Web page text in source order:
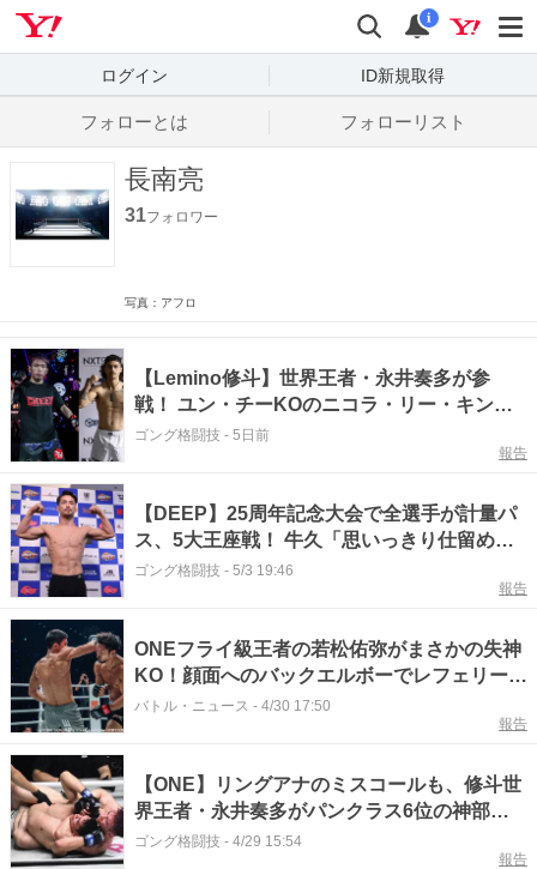
検索
通知
i
ログイン ID新規取得
フォローとは フォローリスト
長南亮
31フォロワー
写真：アフロ
【Lemino修斗】世界王者・永井奏多が参
戦！ ユン・チーKOのニコラ・リー・キンギ
と激突。河名マストが初参戦でTTF勝利のテ
ィル・タンと対戦。5連勝・飯野雄斗がONE
24日
ゴング格闘技 - 5日前
報告
【DEEP】25周年記念大会で全選手が計量パ
ス、5大王座戦！ 牛久「思いっきり仕留め
に」vs.水野「世代交代」、再戦・大原vs.倉
本「完全決着」、村元「ハイスピードMMA」
松、王者の真価・杉山vs.知名
ゴング格闘技 - 5/3 19:46
報告
ONEフライ級王者の若松佑弥がまさかの失神
KO！顔面へのバックエルボーでレフェリース
トップ
バトル・ニュース - 4/30 17:50
報告
【ONE】リングアナのミスコールも、修斗世
界王者・永井奏多がパンクラス6位の神部篤
哉に判定勝ち
ゴング格闘技 - 4/29 15:54
報告